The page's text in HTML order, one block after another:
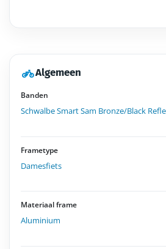
Algemeen
Banden
Schwalbe Smart Sam Bronze/Black
Frametype
Damesfiets
Materiaal frame
Aluminium